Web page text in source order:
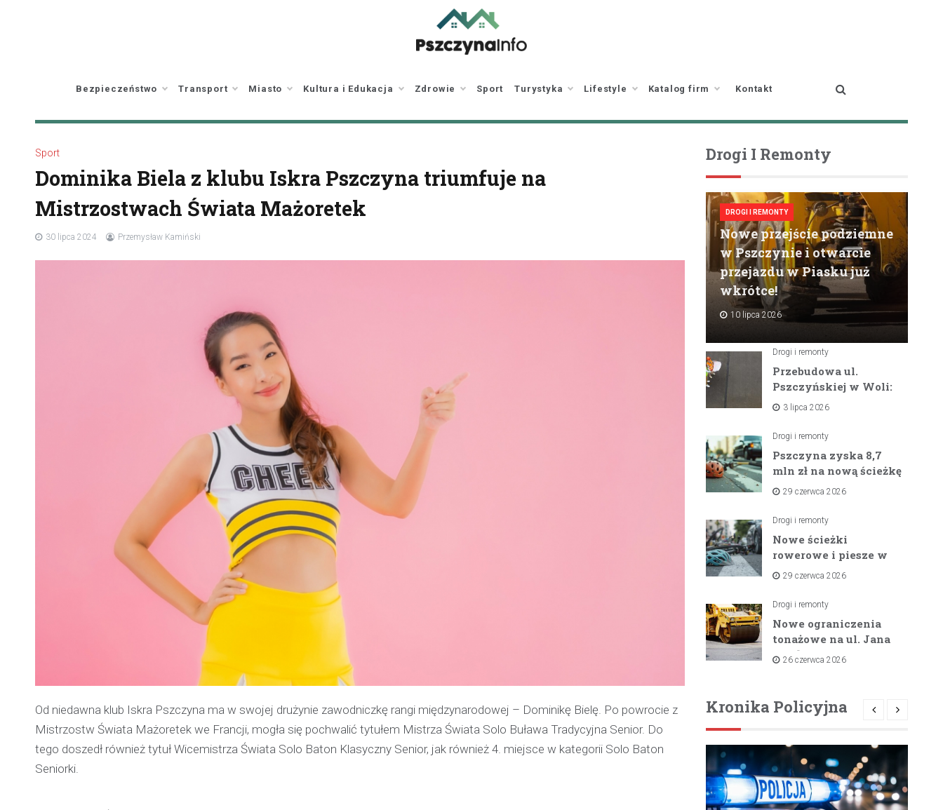
Bezpieczeństwo Transport Miasto Kultura i Edukacja Zdrowie Sport Turystyka Lifestyle Katalog firm Kontakt
Sport
Dominika Biela z klubu Iskra Pszczyna triumfuje na
Mistrzostwach Świata Mażoretek
30 lipca 2024 Przemysław Kamiński
Od niedawna klub Iskra Pszczyna ma w swojej drużynie zawodniczkę rangi międzynarodowej – Dominikę Bielę. Po powrocie z
Mistrzostw Świata Mażoretek we Francji, mogła się pochwalić tytułem Mistrza Świata Solo Buława Tradycyjna Senior. Do
tego doszedł również tytuł Wicemistrza Świata Solo Baton Klasyczny Senior, jak również 4. miejsce w kategorii Solo Baton
Seniorki.
Drogi I Remonty
DROGI I REMONTY
Nowe przejście podziemne
w Pszczynie i otwarcie
przejazdu w Piasku już
wkrótce!
10 lipca 2026
Drogi i remonty
Przebudowa ul.
Pszczyńskiej w Woli:
Wielka inwestycja
horyzoncie
3 lipca 2026
Drogi i remonty
Pszczyna zyska 8,7
mln zł na nową ścieżkę
rowerową między
29 czerwca 2026
Drogi i remonty
Nowe ścieżki
rowerowe i piesze w
gminach Suszec i
unijnemu wsparciu
29 czerwca 2026
Drogi i remonty
Nowe ograniczenia
tonażowe na ul. Jana
Pawła II i ul. Łącznej
26 czerwca 2026
Kronika Policyjna